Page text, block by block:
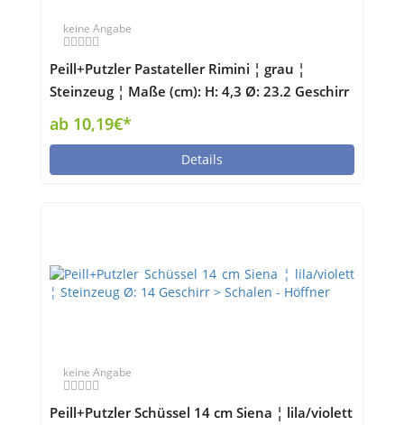
keine Angabe
Peill+Putzler Pastateller Rimini ¦ grau ¦
Steinzeug ¦ Maße (cm): H: 4,3 Ø: 23.2 Geschirr
> Teller - Höffner
ab 10,19€*
Details
keine Angabe
Peill+Putzler Schüssel 14 cm Siena ¦ lila/violett